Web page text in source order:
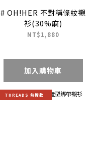
# OH!HER 不對稱條紋襯
衫(30%麻)
NT$1,880
加入購物車
THREADS 熱搜款